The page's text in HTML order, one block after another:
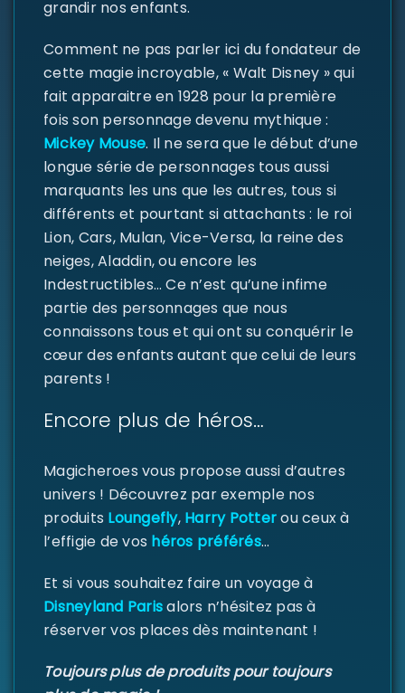
CONNECTER
ou e-mail*
de passe *
Se souvenir de moi
SE CONNECTER
DE PASSE PERDU ?
grandir nos enfants.
Comment ne pas parler ici du fondateur de
cette magie incroyable, « Walt Disney » qui
fait apparaitre en 1928 pour la première
fois son personnage devenu mythique :
Mickey Mouse. Il ne sera que le début d’une
longue série de personnages tous aussi
marquants les uns que les autres, tous si
différents et pourtant si attachants : le roi
Lion, Cars, Mulan, Vice-Versa, la reine des
neiges, Aladdin, ou encore les
Indestructibles… Ce n’est qu’une infime
partie des personnages que nous
connaissons tous et qui ont su conquérir le
cœur des enfants autant que celui de leurs
parents !
Encore plus de héros…
Magicheroes vous propose aussi d’autres
univers ! Découvrez par exemple nos
produits Loungefly,Harry Potterou ceux à
l’effigie de vos héros préférés…
Et si vous souhaitez faire un voyage à
Disneyland Parisalors n’hésitez pas à
réserver vos places dès maintenant !
Toujours plus de produits pour toujours